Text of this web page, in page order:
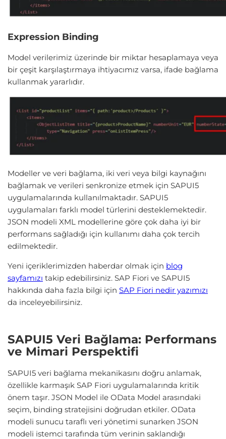
Expression Binding
Model verilerimiz üzerinde bir miktar hesaplamaya veya
bir çeşit karşılaştırmaya ihtiyacımız varsa, ifade bağlama
kullanmak yararlıdır.
Modeller ve veri bağlama, iki veri veya bilgi kaynağını
bağlamak ve verileri senkronize etmek için SAPUI5
uygulamalarında kullanılmaktadır. SAPUI5
uygulamaları farklı model türlerini desteklemektedir.
JSON modeli XML modellerine göre çok daha iyi bir
performans sağladığı için kullanımı daha çok tercih
edilmektedir.
Yeni içeriklerimizden haberdar olmak için blog
sayfamızı takip edebilirsiniz. SAP Fiori ve SAPUI5
hakkında daha fazla bilgi için SAP Fiori nedir yazımızı
da inceleyebilirsiniz.
SAPUI5 Veri Bağlama: Performans
ve Mimari Perspektifi
SAPUI5 veri bağlama mekanikasını doğru anlamak,
özellikle karmaşık SAP Fiori uygulamalarında kritik
önem taşır. JSON Model ile OData Model arasındaki
seçim, binding stratejisini doğrudan etkiler. OData
modeli sunucu taraflı veri yönetimi sunarken JSON
modeli istemci tarafında tüm verinin saklandığı